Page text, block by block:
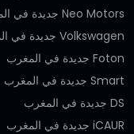
Neo Motors جديدة في المغرب
Volkswagen جديدة في المغرب
Foton جديدة في المغرب
Smart جديدة في المغرب
DS جديدة في المغرب
iCAUR جديدة في المغرب